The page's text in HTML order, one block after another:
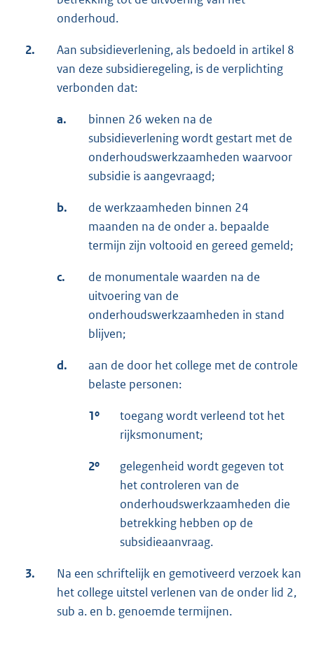
onderhoud.
2.
Aan subsidieverlening, als bedoeld in artikel 8
van deze subsidieregeling, is de verplichting
verbonden dat:
a.
binnen 26 weken na de
subsidieverlening wordt gestart met de
onderhoudswerkzaamheden waarvoor
subsidie is aangevraagd;
b.
de werkzaamheden binnen 24
maanden na de onder a. bepaalde
termijn zijn voltooid en gereed gemeld;
c.
de monumentale waarden na de
uitvoering van de
onderhoudswerkzaamheden in stand
blijven;
d.
aan de door het college met de controle
belaste personen:
1º
toegang wordt verleend tot het
rijksmonument;
2º
gelegenheid wordt gegeven tot
het controleren van de
onderhoudswerkzaamheden die
betrekking hebben op de
subsidieaanvraag.
3.
Na een schriftelijk en gemotiveerd verzoek kan
het college uitstel verlenen van de onder lid 2,
sub a. en b. genoemde termijnen.